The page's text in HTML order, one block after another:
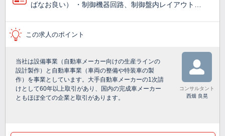
ばなお良い） ・制御機器回路、制御盤内レイアウト…
この求人のポイント
当社は設備事業（自動車メーカー向けの生産ラインの
設計製作）と自動車事業（車両の整備や特装車の製
作）を事業としています。大手自動車メーカーの1次請
けとして60年以上取引があり、国内の完成車メーカー
ともほぼ全ての企業と取引があります。
コンサルタント
西畑 良晃